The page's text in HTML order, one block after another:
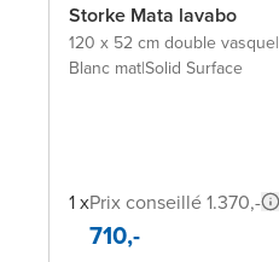
Storke Mata lavabo
120 x 52 cm double vasque|
Blanc mat|Solid Surface
1 xPrix conseillé 1.370,-
710,-